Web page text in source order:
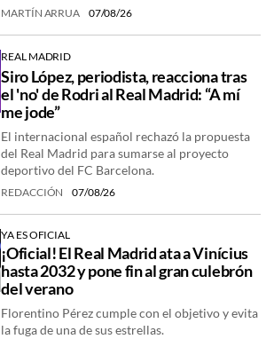
MARTÍN ARRUA 07/08/26
REAL MADRID
Siro López, periodista, reacciona tras
el 'no' de Rodri al Real Madrid: “A mí
me jode”
El internacional español rechazó la propuesta
del Real Madrid para sumarse al proyecto
deportivo del FC Barcelona.
REDACCIÓN 07/08/26
YA ES OFICIAL
¡Oficial! El Real Madrid ata a Vinícius
hasta 2032 y pone fin al gran culebrón
del verano
Florentino Pérez cumple con el objetivo y evita
la fuga de una de sus estrellas.